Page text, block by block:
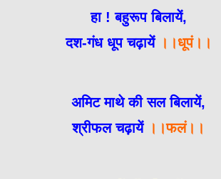
हा ! बहुरूप बिलायें,
दश-गंध धूप चढ़ायें ।।धूपं।।
अमिट माथे की सल बिलायें,
श्रीफल चढ़ायें ।।फलं।।